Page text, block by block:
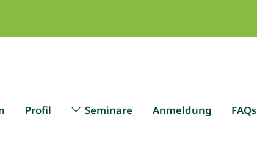
Profil Seminare Anmeldung FAQs